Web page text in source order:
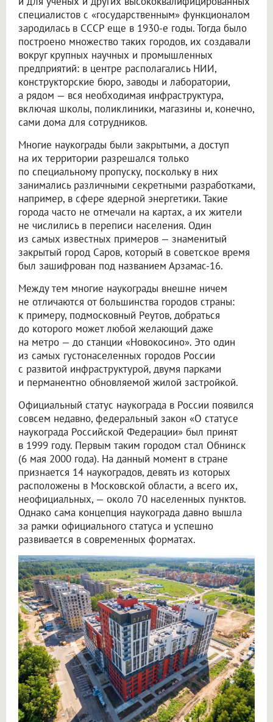
специалистов с «государственным» функционалом
зародилась в СССР еще в 1930-е годы. Тогда было
построено множество таких городов, их создавали
вокруг крупных научных и промышленных
предприятий: в центре располагались НИИ,
конструкторские бюро, заводы и лаборатории,
а рядом — вся необходимая инфраструктура,
включая школы, поликлиники, магазины и, конечно,
сами дома для сотрудников.
Многие наукограды были закрытыми, а доступ
на их территории разрешался только
по специальному пропуску, поскольку в них
занимались различными секретными разработками,
например, в сфере ядерной энергетики. Такие
города часто не отмечали на картах, а их жители
не числились в переписи населения. Один
из самых известных примеров — знаменитый
закрытый город Саров, который в советское время
был зашифрован под названием Арзамас-16.
Между тем многие наукограды внешне ничем
не отличаются от большинства городов страны:
к примеру, подмосковный Реутов, добраться
до которого может любой желающий даже
на метро — до станции «Новокосино». Это один
из самых густонаселенных городов России
с развитой инфраструктурой, двумя парками
и перманентно обновляемой жилой застройкой.
Официальный статус наукограда в России появился
совсем недавно, федеральный закон «О статусе
наукограда Российской Федерации» был принят
в 1999 году. Первым таким городом стал Обнинск
(6 мая 2000 года). На данный момент в стране
признается 14 наукоградов, девять из которых
расположены в Московской области, а всего их,
неофициальных, — около 70 населенных пунктов.
Однако сама концепция наукограда давно вышла
за рамки официального статуса и успешно
развивается в современных форматах.